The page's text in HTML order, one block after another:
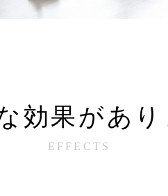
効果があ
EFFECTS